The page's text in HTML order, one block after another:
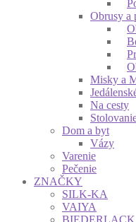
Obrusy a
Misky a
Na cesty
Dom a byt
Vázy
Varenie
Pečenie
ZNAČKY
SILK-KA
VAIYA
BIEDERLACK